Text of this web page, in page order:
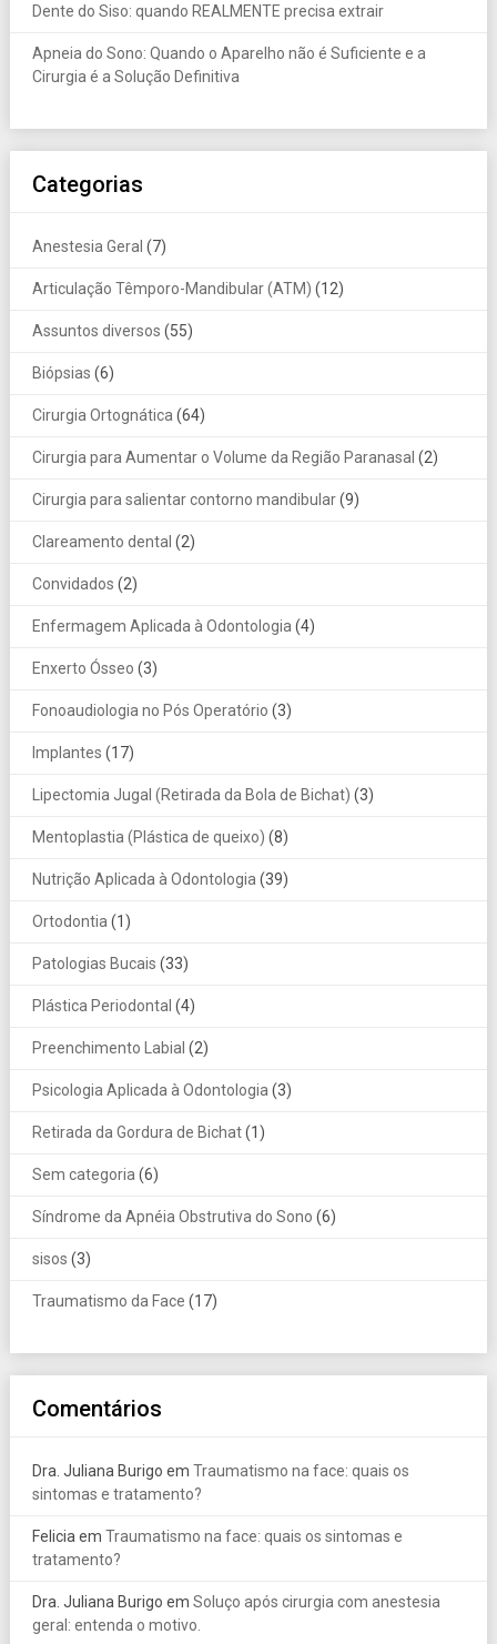
Dente do Siso: quando REALMENTE precisa extrair
Apneia do Sono: Quando o Aparelho não é Suficiente e a
Cirurgia é a Solução Definitiva
Categorias
Anestesia Geral (7)
Articulação Têmporo-Mandibular (ATM) (12)
Assuntos diversos (55)
Biópsias (6)
Cirurgia Ortognática (64)
Cirurgia para Aumentar o Volume da Região Paranasal (2)
Cirurgia para salientar contorno mandibular(9)
Clareamento dental (2)
Convidados (2)
Enfermagem Aplicada à Odontologia (4)
Enxerto Ósseo (3)
Fonoaudiologia no Pós Operatório (3)
Implantes (17)
Lipectomia Jugal (Retirada da Bola de Bichat) (3)
Mentoplastia (Plástica de queixo) (8)
Nutrição Aplicada à Odontologia (39)
Ortodontia (1)
Patologias Bucais (33)
Plástica Periodontal (4)
Preenchimento Labial (2)
Psicologia Aplicada à Odontologia (3)
Retirada da Gordura de Bichat(1)
Sem categoria (6)
Síndrome da Apnéia Obstrutiva do Sono (6)
sisos (3)
Traumatismo da Face (17)
Comentários
Dra. Juliana Burigo em Traumatismo na face: quais os
sintomas e tratamento?
Felicia em Traumatismo na face: quais os sintomas e
tratamento?
Dra. Juliana Burigo em Soluço após cirurgia com anestesia
geral: entenda o motivo.